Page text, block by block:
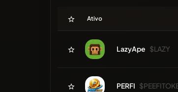
Ativo
LazyApe $LAZY
PERFI